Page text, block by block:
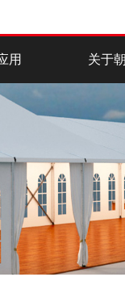
用 关于